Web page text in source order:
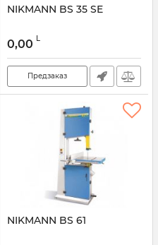
NIKMANN BS 35 SE
0,00 L
Предзаказ
NIKMANN BS 61